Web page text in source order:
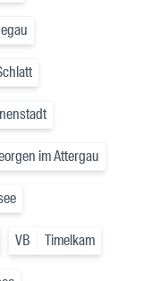
im Attergau
VB Timelkam